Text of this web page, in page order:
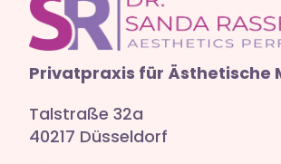
Privatpraxis für Ästhetische
Talstraße 32a
40217 Düsseldorf